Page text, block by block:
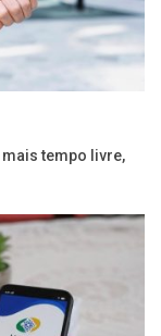
tempo livre,